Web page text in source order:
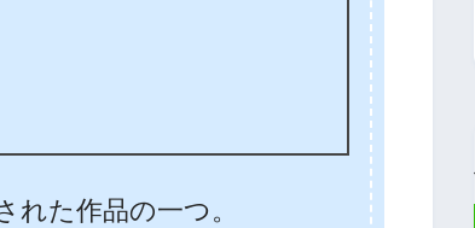
れた作品の一つ。